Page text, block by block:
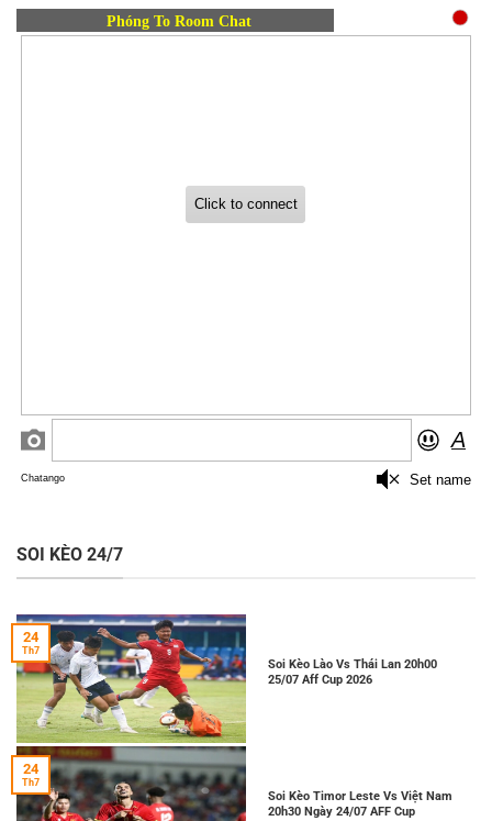
Phóng To Room Chat
SOI KÈO 24/7
Soi Kèo Lào Vs Thái Lan 20h00
25/07 Aff Cup 2026
24
Th7
Soi Kèo Timor Leste Vs Việt Nam
20h30 Ngày 24/07 AFF Cup
24
Th7